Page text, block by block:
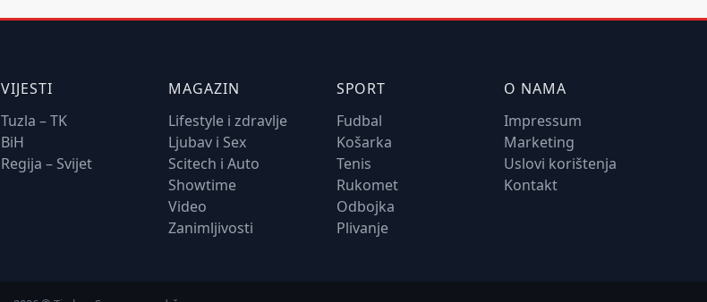
VIJESTI
Tuzla – TK
BiH
Regija – Svijet
MAGAZIN
Lifestyle i zdravlje
Ljubav i Sex
Scitech i Auto
Showtime
Video
Zanimljivosti
SPORT
Fudbal
Košarka
Tenis
Rukomet
Odbojka
Plivanje
O NAMA
Impressum
Marketing
Uslovi korištenja
Kontakt